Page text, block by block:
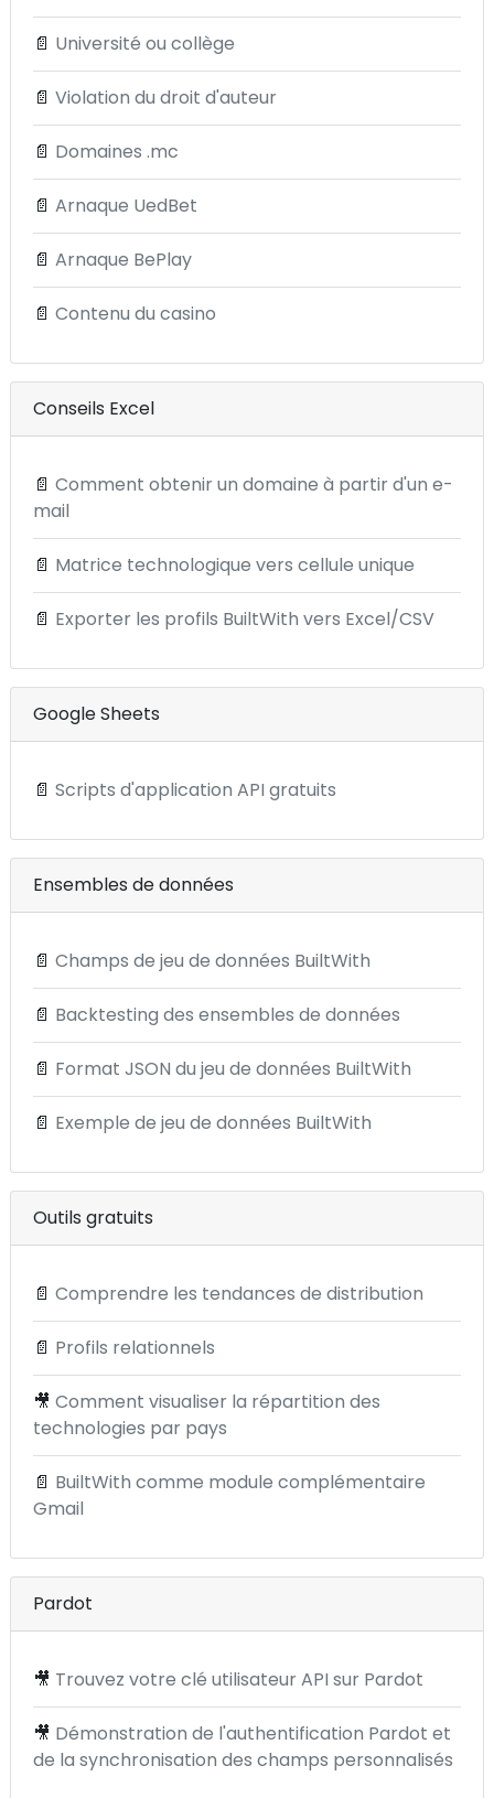
📄 Université ou collège
📄 Violation du droit d'auteur
📄 Domaines .mc
📄 Arnaque UedBet
📄 Arnaque BePlay
📄 Contenu du casino
Conseils Excel
📄 Comment obtenir un domaine à partir d'un e-
mail
📄 Matrice technologique vers cellule unique
📄 Exporter les profils BuiltWith vers Excel/CSV
Google Sheets
📄 Scripts d'application API gratuits
Ensembles de données
📄 Champs de jeu de données BuiltWith
📄 Backtesting des ensembles de données
📄 Format JSON du jeu de données BuiltWith
📄 Exemple de jeu de données BuiltWith
Outils gratuits
📄 Comprendre les tendances de distribution
📄 Profils relationnels
🎥 Comment visualiser la répartition des
technologies par pays
📄 BuiltWith comme module complémentaire
Gmail
Pardot
🎥 Trouvez votre clé utilisateur API sur Pardot
🎥 Démonstration de l'authentification Pardot et
de la synchronisation des champs personnalisés